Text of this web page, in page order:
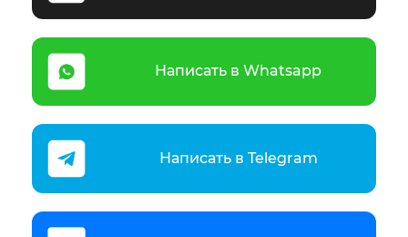
Написать в Whatsapp
Написать в Telegram